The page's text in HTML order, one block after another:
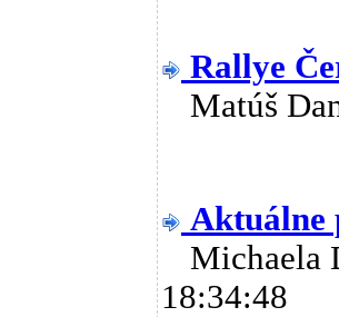
Rallye
Matúš
Aktuálne
18:34:48